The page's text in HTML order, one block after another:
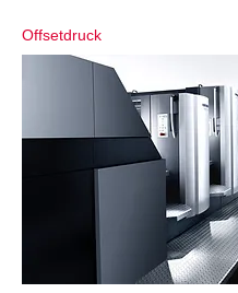
Offsetdruck